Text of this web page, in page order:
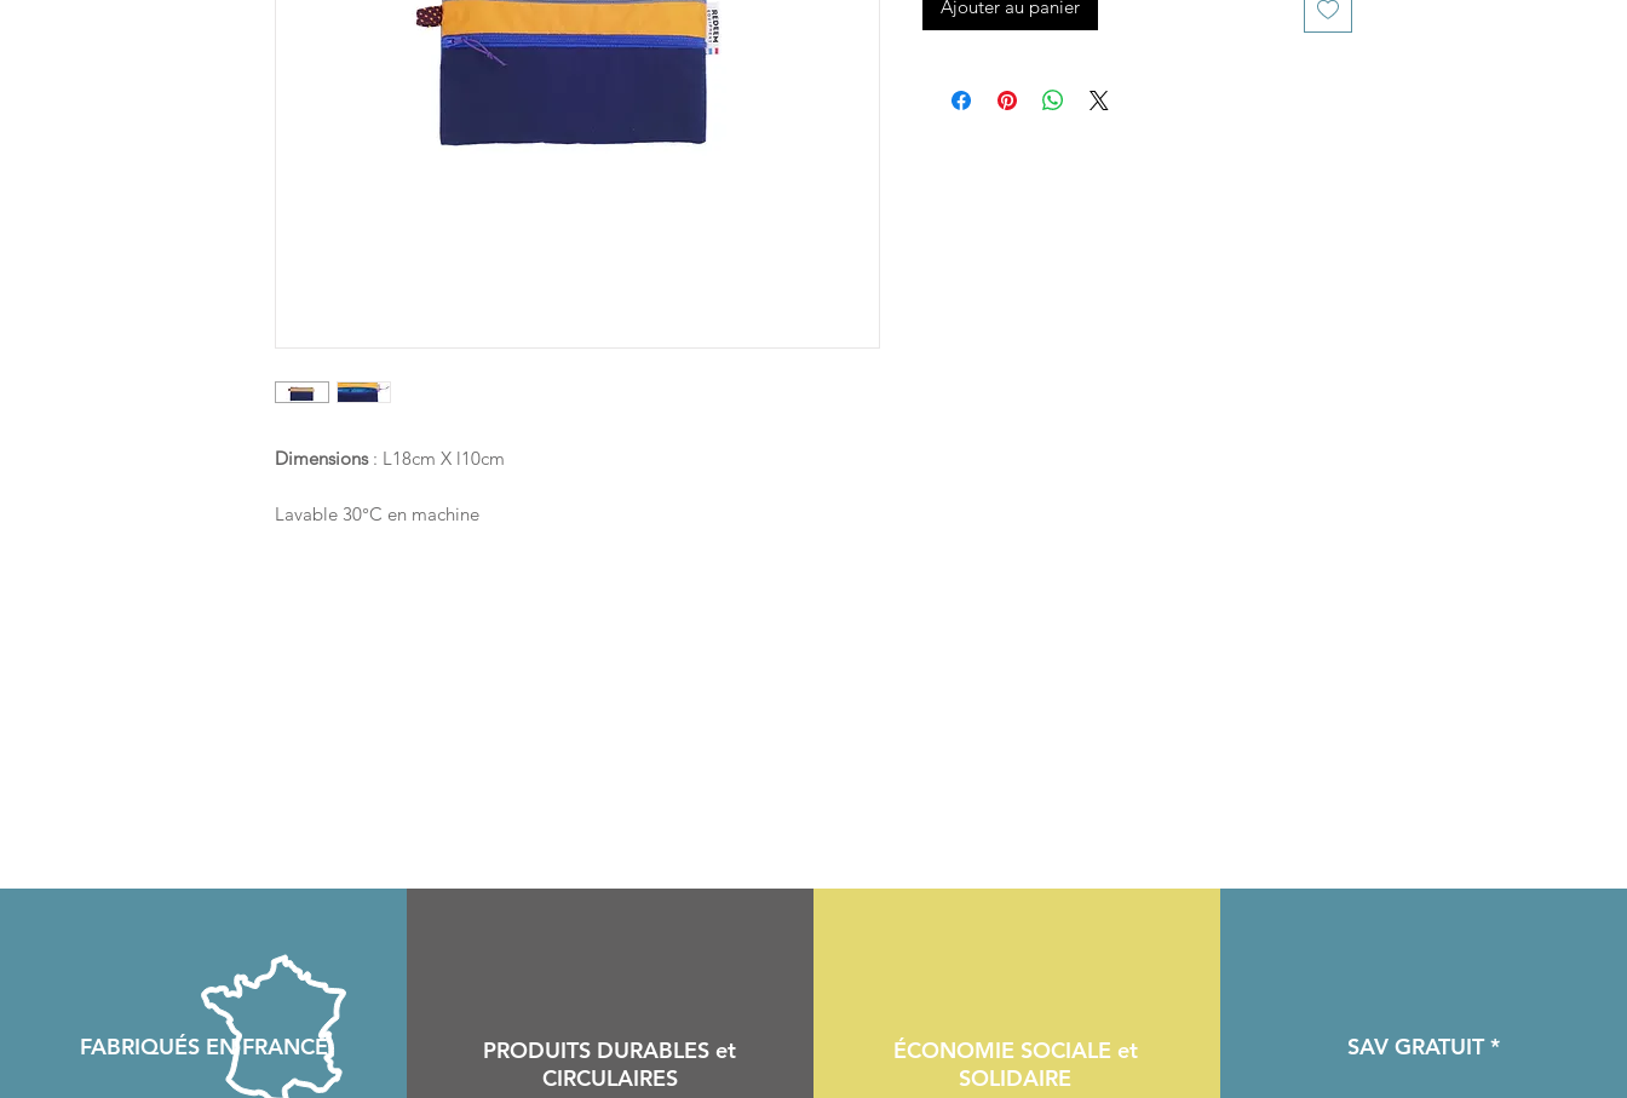
Dimensions : L18cm X l10cm
Lavable 30°C en machine
Ajouter au panier
FABRIQUÉS EN FRANCE
PRODUITS DURABLES et
CIRCULAIRES
ÉCONOMIE SOCIALE et
SOLIDAIRE
SAV GRATUIT *